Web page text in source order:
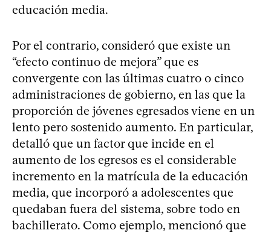
educación media.
Por el contrario, consideró que existe un
“efecto continuo de mejora” que es
convergente con las últimas cuatro o cinco
administraciones de gobierno, en las que la
proporción de jóvenes egresados viene en un
lento pero sostenido aumento. En particular,
detalló que un factor que incide en el
aumento de los egresos es el considerable
incremento en la matrícula de la educación
media, que incorporó a adolescentes que
quedaban fuera del sistema, sobre todo en
bachillerato. Como ejemplo, mencionó que